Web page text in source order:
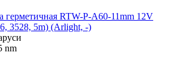
герметичная RTW-P-A60-11mm 12V
3528, 5m) (Arlight, -)
nm